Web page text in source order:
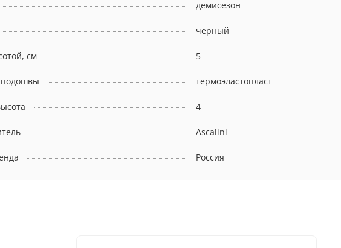
демисезон
черный
см 5
термоэластопласт
4
Ascalini
Россия